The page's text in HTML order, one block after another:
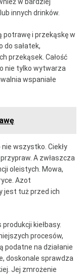
innych drinków.
potrawę i przekąskę w
do sałatek,
przekąsek. Całość
nie tylko wytwarza
wspaniałe
wszystko. Ciekły
A zwłaszcza
oleistych. Mowa,
Azot
jest tuż przed ich
kiełbasy.
procesów,
podatne na działanie
doskonale sprawdza
Jej zmrożenie